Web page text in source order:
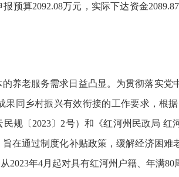
预算2092.08万元，实际下达资金
养老服务需求日益凸显。为贯彻落实党
同乡村振兴有效衔接的工作要求，根
规〔2023〕2号）和《红河州民政局 红
在通过制度化补贴政策，缓解经济困
2023年4月起对具有红河州户籍、年满